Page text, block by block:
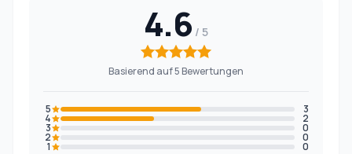
4.6
Basierend auf 5 Bewertungen
5 3
4 2
3 0
2 0
1 0